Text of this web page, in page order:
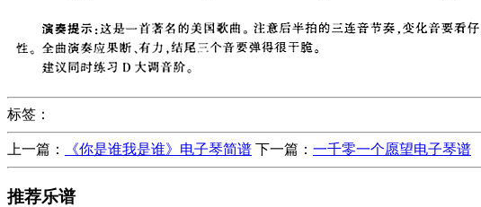
标签：
上一篇： 《你是谁我是谁》电子琴简谱 下一篇： 一千零一个愿望电子琴谱
推荐乐谱